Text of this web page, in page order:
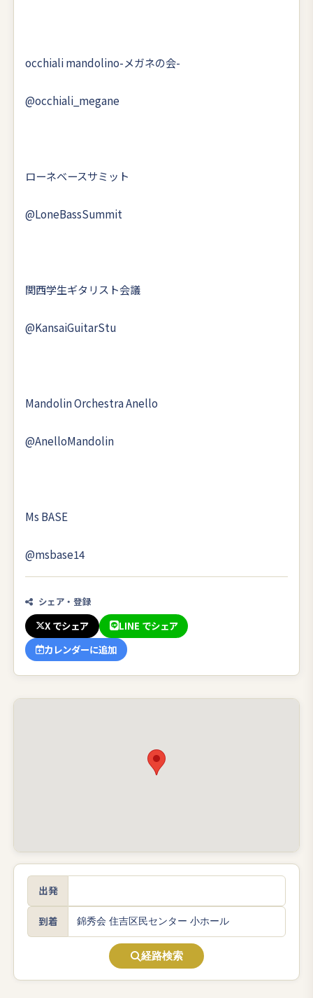
occhiali mandolino-メガネの会-
@occhiali_megane
ローネベースサミット
@LoneBassSummit
関西学生ギタリスト会議
@KansaiGuitarStu
Mandolin Orchestra Anello
@AnelloMandolin
Ms BASE
@msbase14
シェア・登録
X でシェア
LINE でシェア
カレンダーに追加
出発
到着
経路検索